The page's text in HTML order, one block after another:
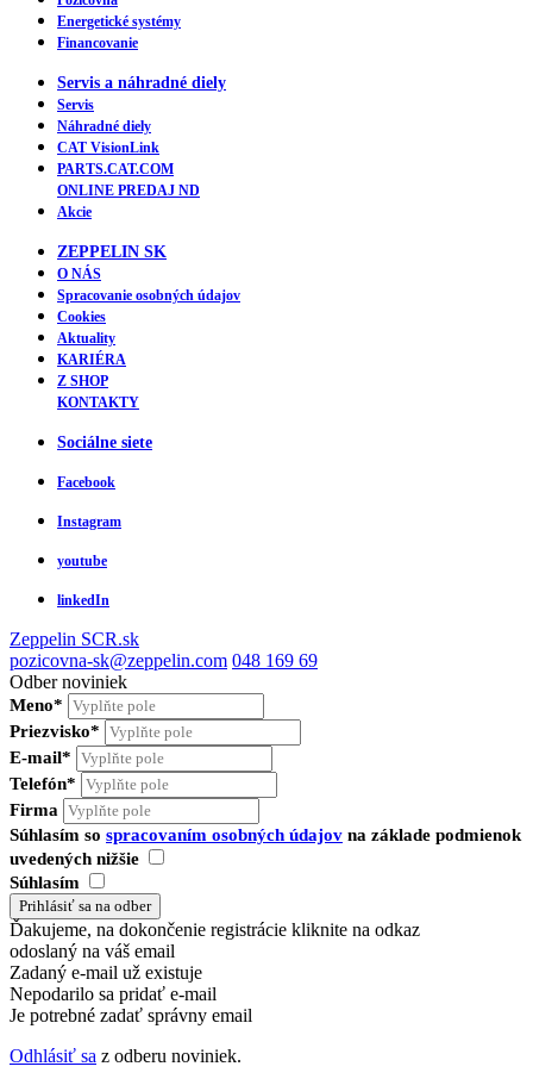
Energetické systémy
Financovanie
Servis a náhradné diely
Servis
Náhradné diely
CAT VisionLink
PARTS.CAT.COM
ONLINE PREDAJ ND
Akcie
ZEPPELIN SK
O NÁS
Spracovanie osobných údajov
Cookies
Aktuality
KARIÉRA
Z SHOP
KONTAKTY
Sociálne siete
Facebook
Instagram
youtube
linkedIn
Zeppelin SCR.sk
pozicovna-sk@zeppelin.com 048 169 69
Odber noviniek
Meno*
Priezvisko*
E-mail*
Telefón*
Firma
Súhlasím so spracovaním osobných údajov na základe podmienok
uvedených nižšie
Súhlasím
Ďakujeme, na dokončenie registrácie kliknite na odkaz
odoslaný na váš email
Zadaný e-mail už existuje
Nepodarilo sa pridať e-mail
Je potrebné zadať správny email
Odhlásiť sa z odberu noviniek.